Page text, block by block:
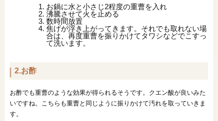
お鍋に水と小さじ2程度の重曹を入れ
沸騰させて火を止める
数時間放置
焦げが浮き上がってきます。それでも取れない場
合は、再度重曹を振りかけてタワシなどでこすっ
て洗います。
2.お酢
お酢でも重曹のような効果が得られるそうです。クエン酸が良いみた
いですね。こちらも重曹と同じように振りかけて汚れを取っていきま
す。